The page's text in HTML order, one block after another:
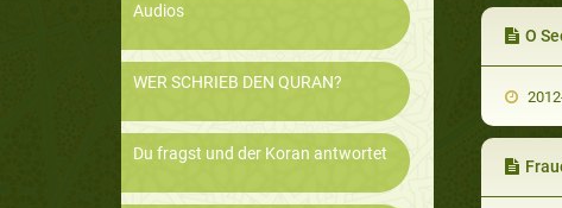
Audios
WER SCHRIEB DEN QURAN?
Du fragst und der Koran antwortet
O